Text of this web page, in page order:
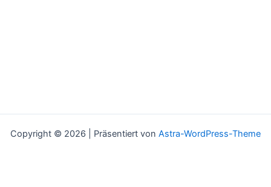
Copyright © 2026 | Präsentiert von Astra-WordPress-Theme